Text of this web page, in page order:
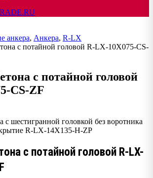
анкера, Анкера, R-LX
с потайной головой R-LX-10X075-CS-
с потайной головой
CS-ZF
с потайной головой R-LX-